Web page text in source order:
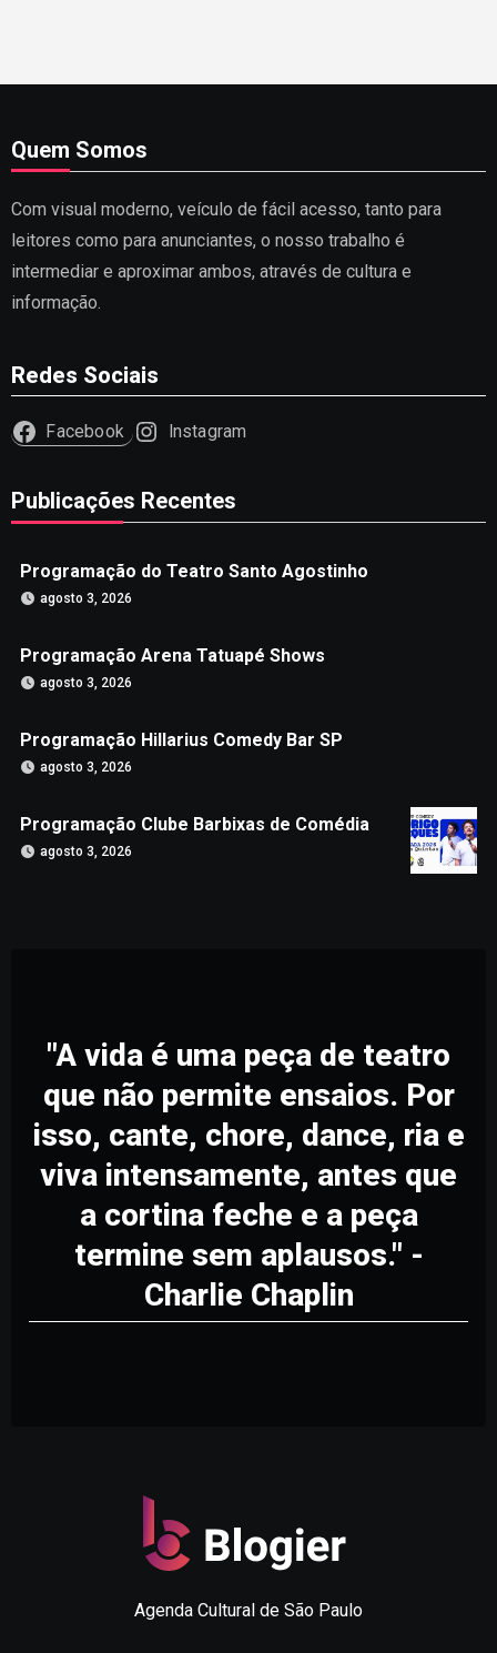
Quem Somos
Com visual moderno, veículo de fácil acesso, tanto para
leitores como para anunciantes, o nosso trabalho é
intermediar e aproximar ambos, através de cultura e
informação.
Redes Sociais
Facebook Instagram
Publicações Recentes
Programação do Teatro Santo Agostinho
agosto 3, 2026
Programação Arena Tatuapé Shows
agosto 3, 2026
Programação Hillarius Comedy Bar SP
agosto 3, 2026
Programação Clube Barbixas de Comédia
agosto 3, 2026
"A vida é uma peça de teatro
que não permite ensaios. Por
isso, cante, chore, dance, ria e
viva intensamente, antes que
a cortina feche e a peça
termine sem aplausos." -
Charlie Chaplin
Agenda Cultural de São Paulo